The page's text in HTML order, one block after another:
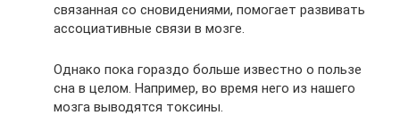
связанная со сновидениями, помогает развивать
ассоциативные связи в мозге.
Однако пока гораздо больше известно о пользе
сна в целом. Например, во время него из нашего
мозга выводятся токсины.